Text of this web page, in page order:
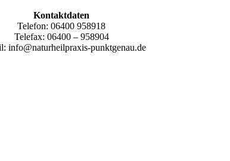
Kontaktdaten
Telefon: 06400 958918
Telefax: 06400 – 958904
info@naturheilpraxis-punktgenau.de